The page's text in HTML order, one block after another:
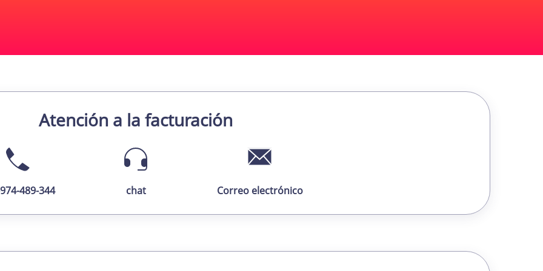
Atención a la facturación
489-344 chat Correo electrónico